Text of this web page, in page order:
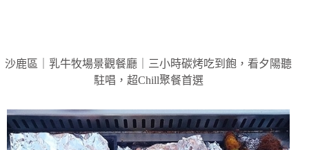
沙鹿區｜乳牛牧場景觀餐廳｜三小時碳烤吃到飽，看夕陽聽
駐唱，超Chill聚餐首選